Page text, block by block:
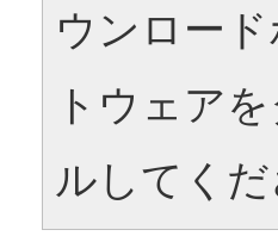
ウンロー
トウェア
ルしてくだ